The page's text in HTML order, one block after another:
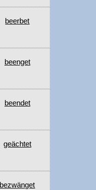
beerbet
beenget
beendet
geächtet
bezwänget